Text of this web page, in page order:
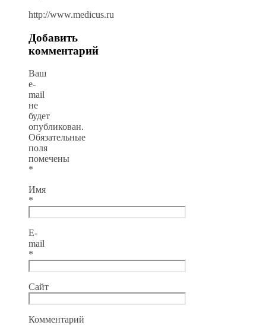
http://www.medicus.ru
Добавить
комментарий
Ваш
e-
mail
не
будет
опубликован.
Обязательные
поля
помечены
*
Имя
*
E-
mail
*
Сайт
Комментарий